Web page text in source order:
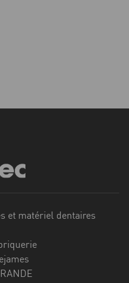
et matériel dentaires